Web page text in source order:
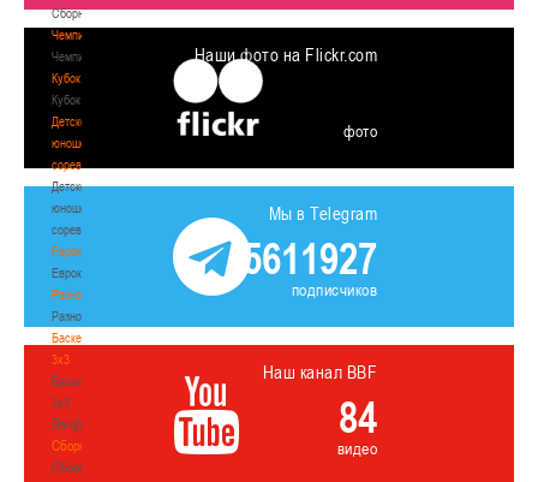
Сборные
Чемпионат
Чемпионат
Кубок
Кубок
Детско-
юношеские
соревнования
Детско-
юношеские
соревнования
Еврокубки
Еврокубки
Разное
Разное
Баскетбол
3х3
Баскетбол
3х3
Лого[modid=121]
Сборные
Сборные
Наши фото на Flickr.com
фото
Мы в Telegram
5611927
подписчиков
Наш канал BBF
84
видео